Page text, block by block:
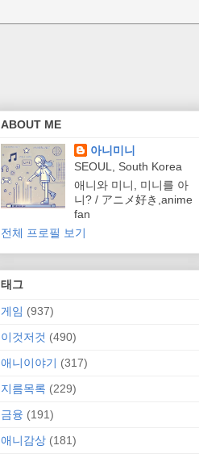
ABOUT ME
아니미니
SEOUL, South Korea
애니와 미니, 미니를 아
니? / アニメ好き,anime
fan
전체 프로필 보기
태그
게임 (937)
이것저것 (490)
애니이야기 (317)
지름목록 (229)
금융 (191)
애니감상 (181)